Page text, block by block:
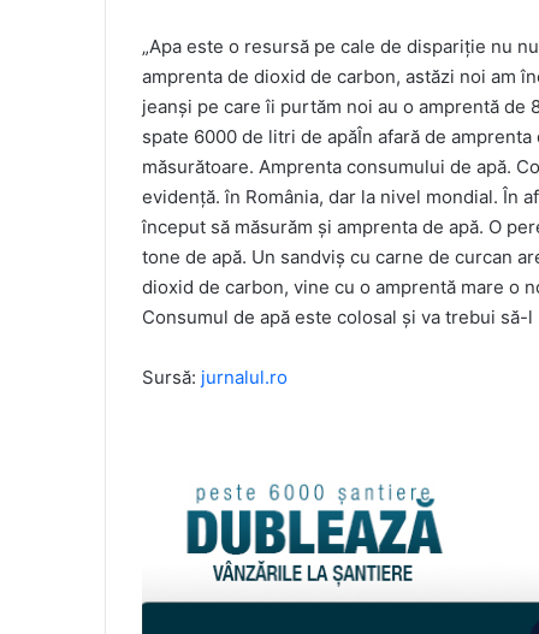
„Apa este o resursă pe cale de dispariție nu
amprenta de dioxid de carbon, astăzi noi am
jeanși pe care îi purtăm noi au o amprentă de
spate 6000 de litri de apăÎn afară de
măsurătoare. Amprenta consumului de apă.
evidență. în România, dar la nivel mondial. În
început să măsurăm și amprenta de apă. O
tone de apă. Un sandviș cu carne de curcan
dioxid de carbon, vine cu o amprentă mare o
Consumul de apă este colosal și va trebui să-
Sursă: jurnalul.ro